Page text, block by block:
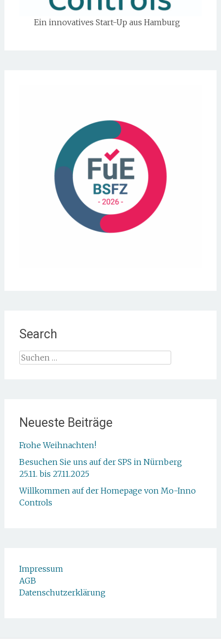
Ein innovatives Start-Up aus Hamburg
Search
Suche
Neueste Beiträge
Frohe Weihnachten!
Besuchen Sie uns auf der SPS in Nürnberg
25.11. bis 27.11.2025
Willkommen auf der Homepage von Mo-Inno
Controls
Impressum
AGB
Datenschutzerklärung